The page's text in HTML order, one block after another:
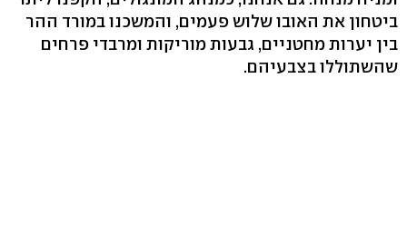
ביטחון את האובו שלוש פעמים, והמשכנו במורד ההר
בין יערות מחטניים, גבעות מוריקות ומרבדי פרחים
שהשתוללו בצבעיהם.